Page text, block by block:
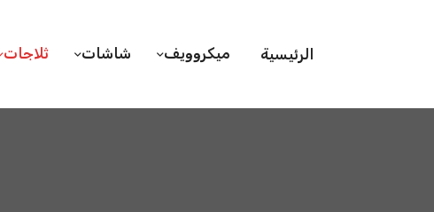
الرئيسية ميكروويف شاشات ثلاجات